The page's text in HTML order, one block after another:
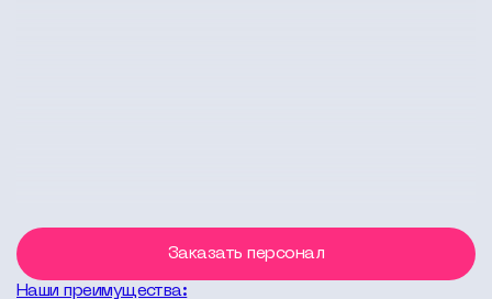
Наши преимущества:
Заказать персонал